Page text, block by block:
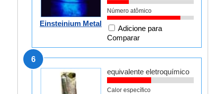
Einsteinium Metal
Número atômico
Adicione para
Comparar
6
equivalente eletroquímico
Calor específico